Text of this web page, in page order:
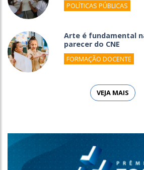
POLÍTICAS PÚBLICAS
Arte é fundamental
parecer do CNE
FORMAÇÃO DOCENTE
VEJA MAIS